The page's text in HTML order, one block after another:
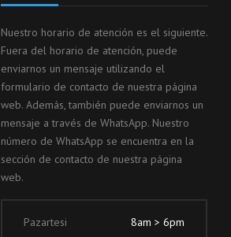
Nuestro horario de atención es el siguiente.
Fuera del horario de atención, puede
enviarnos un mensaje utilizando el
formulario de contacto de nuestra página
web. Además, también puede enviarnos un
mensaje a través de WhatsApp. Nuestro
número de WhatsApp se encuentra en la
sección de contacto de nuestra página
web.
Pazartesi
8am > 6pm